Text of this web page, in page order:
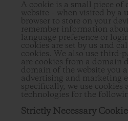
A cookie is a small piece of
website – when visited by a
browser to store on your
remember information
language preference or
cookies are set by us and
cookies. We also use third-
are cookies from a domain
domain of the website you
advertising and marketing
specifically, we use cookies
technologies for the
Strictly Necessary